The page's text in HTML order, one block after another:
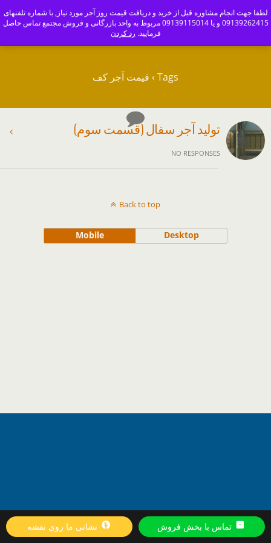
ajoranco_zapas
کارخانه آجر سفال و آجرنما اصفهان-09139115014
Tags › قیمت آجر کف
تولید آجر سفال (قسمت سوم)
NO RESPONSES
Back to top
Mobile Desktop
لطفا جهت انجام مشاوره قبل از خرید و دریافت قیمت روز آجر مورد نیاز, با شماره تلفنهای
09139262415 و یا 09139115014 مربوط به واحد بازرگانی و فروش مجتمع تماس حاصل
فرمایید. رد کردن
تماس با بخش فروش نشانی ما روی نقشه